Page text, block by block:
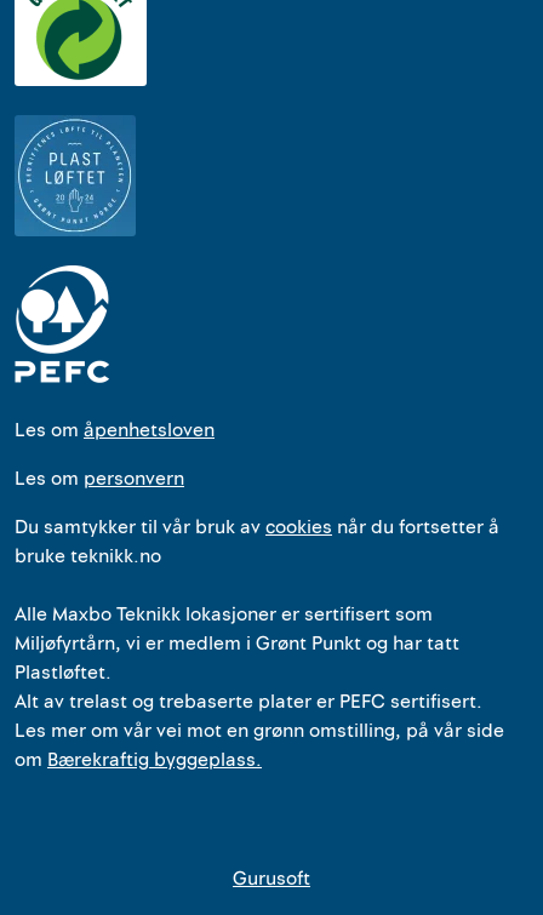
Les om åpenhetsloven
Les om personvern
Du samtykker til vår bruk avcookies når du fortsetter å
bruke teknikk.no
Alle Maxbo Teknikk lokasjonerersertifisert som
Miljøfyrtårn, vi er medlem i Grønt Punkt og har tatt
Plastløftet.
Alt av trelast og trebaserte plater er PEFC sertifisert.
Les mer om vår vei mot en grønn omstilling, på vår side
om Bærekraftig byggeplass.
Gurusoft